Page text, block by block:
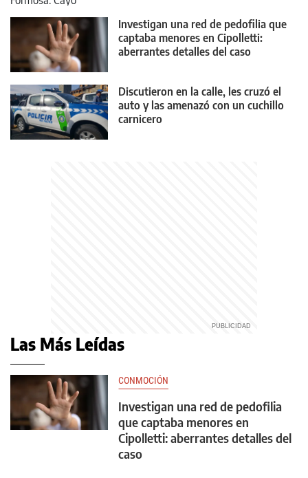
Investigan una red de pedofilia que
captaba menores en Cipolletti:
aberrantes detalles del caso
Discutieron en la calle, les cruzó el
auto y las amenazó con un cuchillo
carnicero
Las Más Leídas
CONMOCIÓN
Investigan una red de pedofilia
que captaba menores en
Cipolletti: aberrantes detalles del
caso